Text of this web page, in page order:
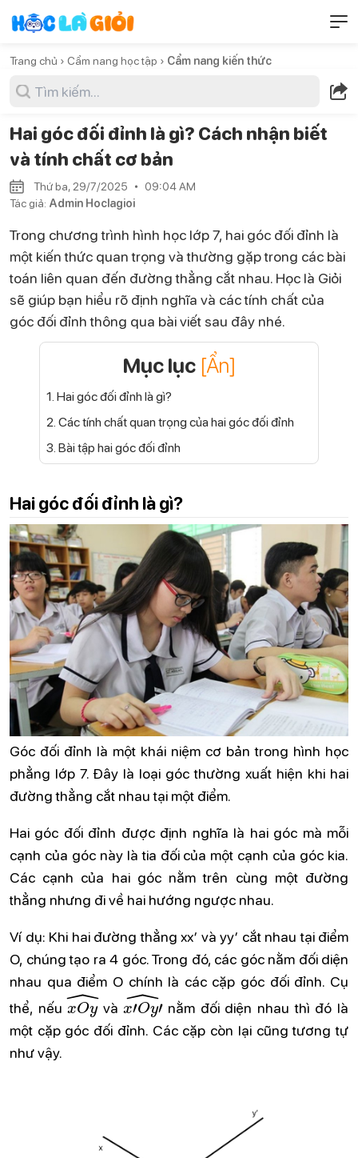
Trang chủ › Cẩm nang học tập › Cẩm nang kiến thức
Hai góc đối đỉnh là gì? Cách nhận biết
và tính chất cơ bản
Thứ ba, 29/7/2025
09:04 AM
Tác giả: Admin Hoclagioi
Trong chương trình hình học lớp 7, hai góc đối đỉnh là
một kiến thức quan trọng và thường gặp trong các bài
toán liên quan đến đường thẳng cắt nhau. Học là Giỏi
sẽ giúp bạn hiểu rõ định nghĩa và các tính chất của
góc đối đỉnh thông qua bài viết sau đây nhé.
Mục lục [Ẩn]
1. Hai góc đối đỉnh là gì?
2. Các tính chất quan trọng của hai góc đối đỉnh
3. Bài tập hai góc đối đỉnh
Hai góc đối đỉnh là gì?
Góc đối đỉnh là một khái niệm cơ bản trong hình học
phẳng lớp 7. Đây là loại góc thường xuất hiện khi hai
đường thẳng cắt nhau tại một điểm.
Hai góc đối đỉnh được định nghĩa là hai góc mà mỗi
cạnh của góc này là tia đối của một cạnh của góc kia.
Các cạnh của hai góc nằm trên cùng một đường
thẳng nhưng đi về hai hướng ngược nhau.
Ví dụ: Khi hai đường thẳng xx′ và yy′ cắt nhau tại điểm
O, chúng tạo ra 4 góc. Trong đó, các góc nằm đối diện
nhau qua điểm O chính là các cặp góc đối đỉnh. Cụ
thể, nếu
xOy^
và
x′Oy′
nằm đối diện nhau thì đó là
một cặp góc đối đỉnh. Các cặp còn lại cũng tương tự
như vậy.